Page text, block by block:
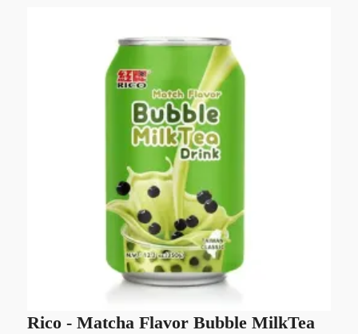
Rico - Matcha Flavor Bubble MilkTea